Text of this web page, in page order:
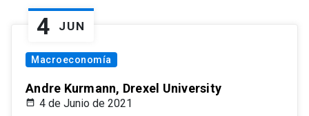
4 JUN
Macroeconomía
Andre Kurmann, Drexel University
4 de Junio de 2021